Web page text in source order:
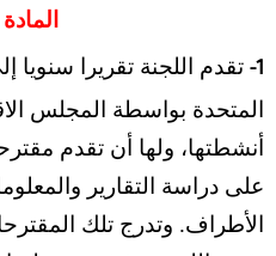
المادة
1- تقدم اللجنة تقريرا سنويا
المتحدة بواسطة المجلس
أنشطتها، ولها أن تقدم
على دراسة التقارير
الأطراف. وتدرج تلك